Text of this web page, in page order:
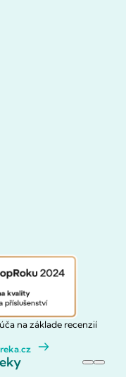
na základe recenzií